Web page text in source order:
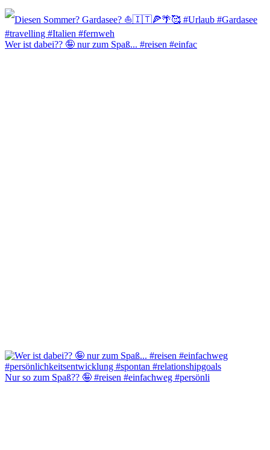
Wer ist dabei?? 🤪 nur zum Spaß... #reisen #einfac
Nur so zum Spaß?? 🤪 #reisen #einfachweg #persönli